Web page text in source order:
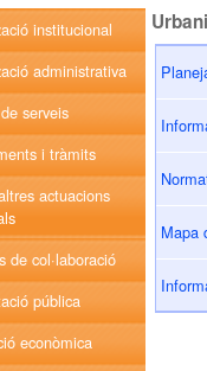
institucional
administrativa
serveis
i tràmits
actuacions
de col·laboració
pública
econòmica
Mapa